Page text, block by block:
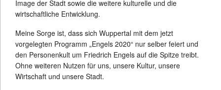
Image der Stadt sowie die weitere kulturelle und die
wirtschaftliche Entwicklung.
Meine Sorge ist, dass sich Wuppertal mit dem jetzt
vorgelegten Programm „Engels 2020“ nur selber feiert und
den Personenkult um Friedrich Engels auf die Spitze treibt.
Ohne weiteren Nutzen für uns, unsere Kultur, unsere
Wirtschaft und unsere Stadt.